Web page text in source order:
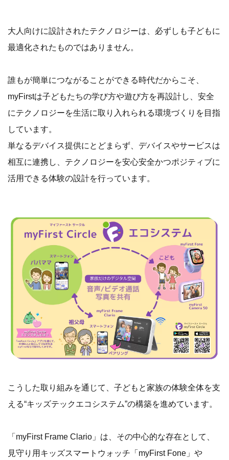
誰もが簡単につながることができる時代だからこそ、
myFirstは子どもたちの学び方や遊び方を再設計し、安全
にテクノロジーを生活に取り入れられる環境づくりを目指
しています。
単なるデバイス提供にとどまらず、デバイスやサービスは
相互に連携し、テクノロジーを安心安全かつポジティブに
活用できる体験の設計を行っています。